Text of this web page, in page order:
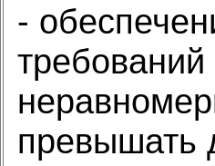
-
превышать